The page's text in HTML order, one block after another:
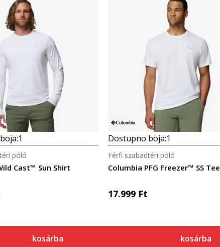
1
Cast™ Sun Shirt
póló
kosárba
Dostupno boja:1
Columbia PFG Freezer™ SS Tee
Férfi szabadtéri póló
17.999 Ft
kosárba